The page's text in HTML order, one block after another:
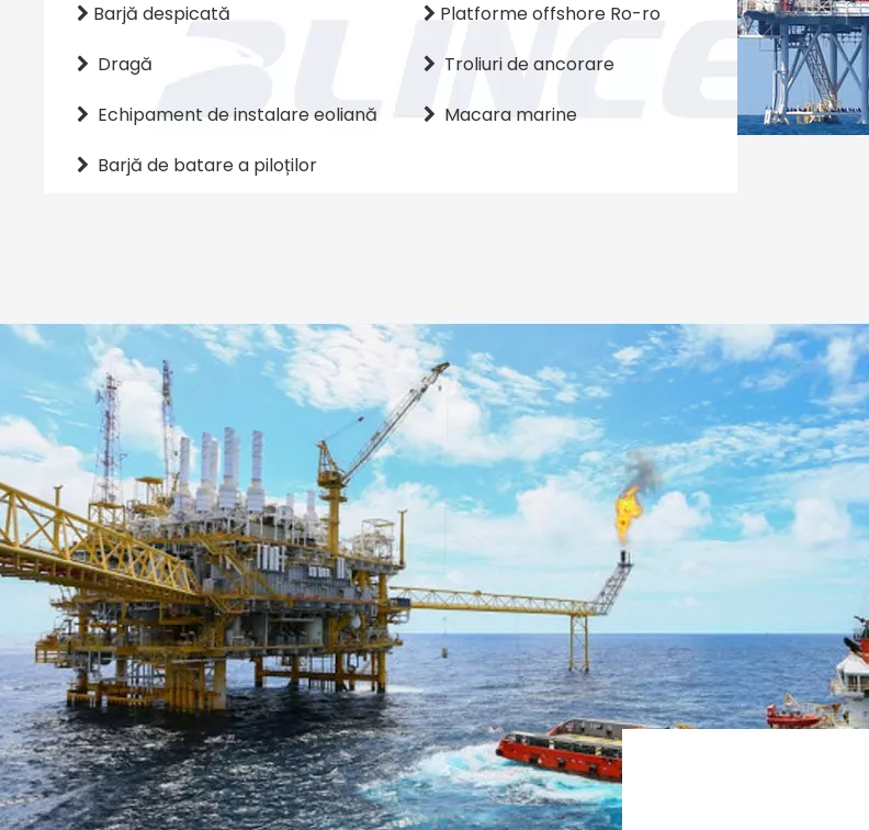
 Barjă despicată
 Dragă
 Echipament de instalare eoliană
 Barjă de batare a piloților
 Platforme offshore Ro-ro
 Troliuri de ancorare
 Macara marine